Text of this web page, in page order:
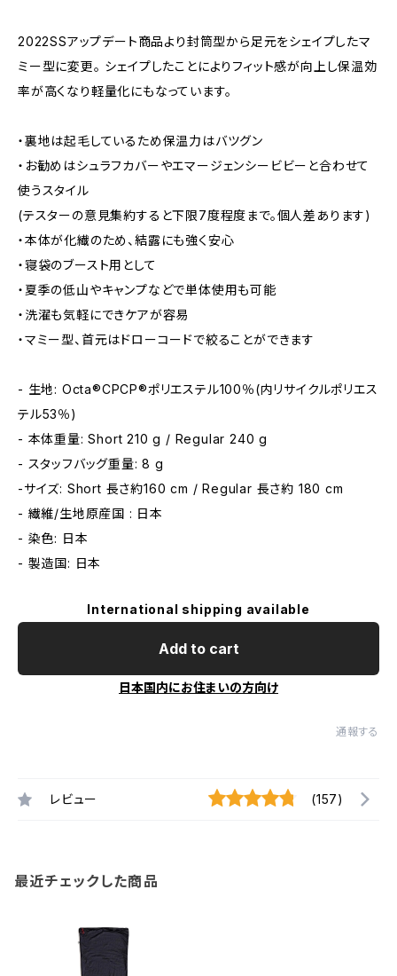
2022SSアップデート商品より封筒型から足元をシェイプしたマ
ミー型に変更。 シェイプしたことによりフィット感が向上し保温効
率が高くなり軽量化にもなっています。
・裏地は起毛しているため保温力はバツグン
・お勧めはシュラフカバーやエマージェンシービビーと合わせて
使うスタイル
(テスターの意見集約すると下限7度程度まで。個人差あります)
・本体が化繊のため、結露にも強く安心
・寝袋のブースト用として
・夏季の低山やキャンプなどで単体使用も可能
・洗濯も気軽にできケアが容易
・マミー型、首元はドローコードで絞ることができます
- 生地: Octa®CPCP®ポリエステル100％(内リサイクルポリエス
テル53％)
- 本体重量: Short 210 g / Regular 240 g
- スタッフバッグ重量: 8 g
-サイズ: Short 長さ約160 cm / Regular 長さ約 180 cm
- 繊維/生地原産国 : 日本
- 染色: 日本
- 製造国: 日本
International shipping available
Add to cart
日本国内にお住まいの方向け
通報する
レビュー (157)
最近チェックした商品